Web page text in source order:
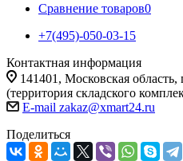
Сравнение товаров0
+7(495)-050-03-15
Контактная информация
141401, Московская
(территория складского
E-mail zakaz@xmart24.ru
Поделиться